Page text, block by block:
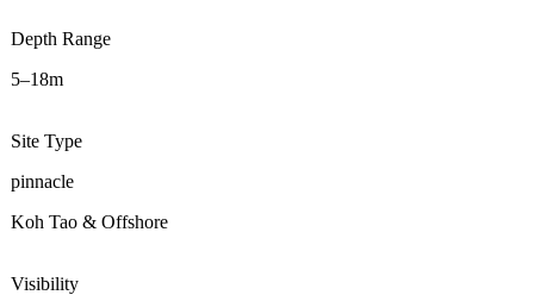
Depth Range
5–18m
Site Type
pinnacle
Koh Tao & Offshore
Visibility